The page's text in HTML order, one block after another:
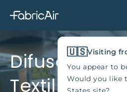
Difusor de
Textil
🇺🇸Visiting
You appear to
Would you like